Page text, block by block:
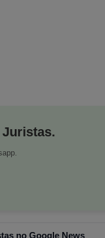
no Google News